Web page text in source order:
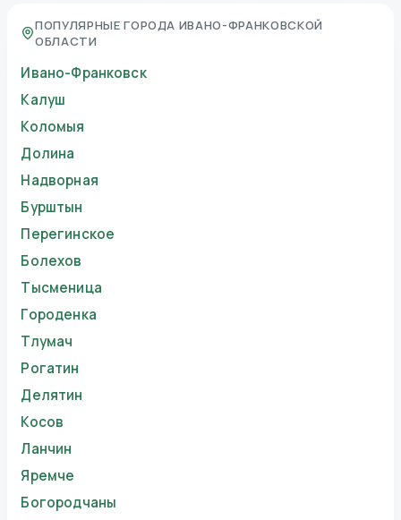
ПОПУЛЯРНЫЕ ГОРОДА ИВАНО-ФРАНКОВСКОЙ
ОБЛАСТИ
Ивано-Франковск
Калуш
Коломыя
Долина
Надворная
Бурштын
Перегинское
Болехов
Тысменица
Городенка
Тлумач
Рогатин
Делятин
Косов
Ланчин
Яремче
Богородчаны